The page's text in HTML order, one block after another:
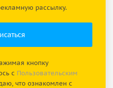
рассылку.
кнопку
с Пользовательским
что ознакомлен с